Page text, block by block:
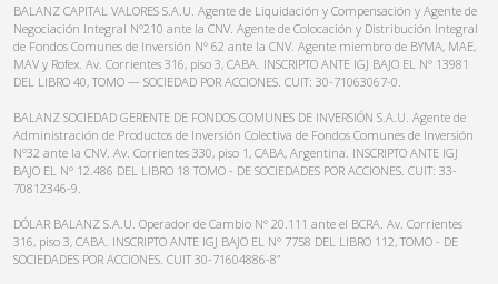
BALANZ CAPITAL VALORES S.A.U. Agente de Liquidación y Compensación y Agente de
Negociación Integral N°210 ante la CNV. Agente de Colocación y Distribución Integral
de Fondos Comunes de Inversión N° 62 ante la CNV. Agente miembro de BYMA, MAE,
MAV y Rofex. Av. Corrientes 316, piso 3, CABA. INSCRIPTO ANTE IGJ BAJO EL N° 13981
DEL LIBRO 40, TOMO — SOCIEDAD POR ACCIONES. CUIT: 30-71063067-0.
BALANZ SOCIEDAD GERENTE DE FONDOS COMUNES DE INVERSIÓN S.A.U. Agente de
Administración de Productos de Inversión Colectiva de Fondos Comunes de Inversión
N°32 ante la CNV. Av. Corrientes 330, piso 1, CABA, Argentina. INSCRIPTO ANTE IGJ
BAJO EL N° 12.486 DEL LIBRO 18 TOMO - DE SOCIEDADES POR ACCIONES. CUIT: 33-
70812346-9.
DÓLAR BALANZ S.A.U. Operador de Cambio N° 20.111 ante el BCRA. Av. Corrientes
316, piso 3, CABA. INSCRIPTO ANTE IGJ BAJO EL N° 7758 DEL LIBRO 112, TOMO - DE
SOCIEDADES POR ACCIONES. CUIT 30-71604886-8”